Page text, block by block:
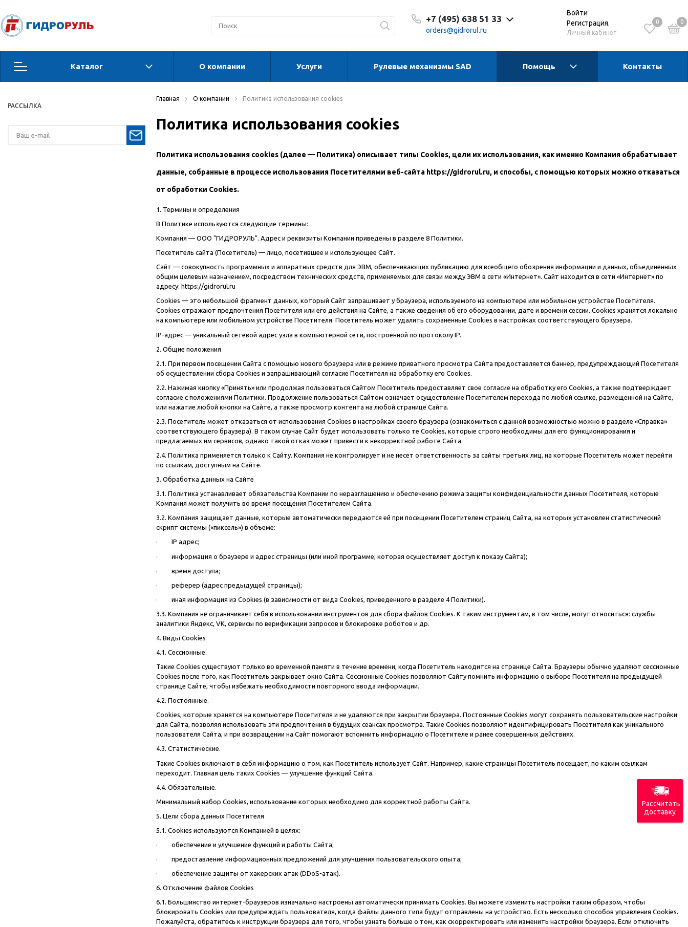
+7 (495) 638 51 33
orders@gidrorul.ru
С 8:30 до 17:30 Пн-Чт
Войти
Регистрация.
Личный кабинет
0 0
Каталог О компании Услуги Рулевые механизмы SAD Помощь Контакты
РАССЫЛКА
Главная О компании Политика использования cookies
Политика использования cookies
Политика использования cookies (далее — Политика) описывает типы Cookies, цели их использования, как именно Компания обрабатывает
данные, собранные в процессе использования Посетителями веб-сайта https://gidrorul.ru, и способы, с помощью которых можно отказаться
от обработки Cookies.
1. Термины и определения
В Политике используются следующие термины:
Компания — ООО "ГИДРОРУЛЬ". Адрес и реквизиты Компании приведены в разделе 8 Политики.
Посетитель сайта (Посетитель) — лицо, посетившее и использующее Сайт.
Сайт — совокупность программных и аппаратных средств для ЭВМ, обеспечивающих публикацию для всеобщего обозрения информации и данных, объединенных
общим целевым назначением, посредством технических средств, применяемых для связи между ЭВМ в сети «Интернет». Сайт находится в сети «Интернет» по
адресу: https://gidrorul.ru
Cookies — это небольшой фрагмент данных, который Сайт запрашивает у браузера, используемого на компьютере или мобильном устройстве Посетителя.
Cookies отражают предпочтения Посетителя или его действия на Сайте, а также сведения об его оборудовании, дате и времени сессии. Сookies хранятся локально
на компьютере или мобильном устройстве Посетителя. Посетитель может удалить сохраненные Сookies в настройках соответствующего браузера.
IP-адрес — уникальный сетевой адрес узла в компьютерной сети, построенной по протоколу IP.
2. Общие положения
2.1. При первом посещении Сайта с помощью нового браузера или в режиме приватного просмотра Сайта предоставляется баннер, предупреждающий Посетителя
об осуществлении сбора Сookies и запрашивающий согласие Посетителя на обработку его Сookies.
2.2. Нажимая кнопку «Принять» или продолжая пользоваться Сайтом Посетитель предоставляет свое согласие на обработку его Сookies, а также подтверждает
согласие с положениями Политики. Продолжение пользоваться Сайтом означает осуществление Посетителем перехода по любой ссылке, размещенной на Сайте,
или нажатие любой кнопки на Сайте, а также просмотр контента на любой странице Сайта.
2.3. Посетитель может отказаться от использования Сookies в настройках своего браузера (ознакомиться с данной возможностью можно в разделе «Справка»
соответствующего браузера). В таком случае Сайт будет использовать только те Cookies, которые строго необходимы для его функционирования и
предлагаемых им сервисов, однако такой отказ может привести к некорректной работе Сайта.
2.4. Политика применяется только к Сайту. Компания не контролирует и не несет ответственность за сайты третьих лиц, на которые Посетитель может перейти
по ссылкам, доступным на Сайте.
3. Обработка данных на Сайте
3.1. Политика устанавливает обязательства Компании по неразглашению и обеспечению режима защиты конфиденциальности данных Посетителя, которые
Компания может получить во время посещения Посетителем Сайта.
3.2. Компания защищает данные, которые автоматически передаются ей при посещении Посетителем страниц Сайта, на которых установлен статистический
скрипт системы («пиксель») в объеме:
· IP адрес;
· информация о браузере и адрес страницы (или иной программе, которая осуществляет доступ к показу Сайта);
· время доступа;
· реферер (адрес предыдущей страницы);
· иная информация из Cookies (в зависимости от вида Cookies, приведенного в разделе 4 Политики).
3.3. Компания не ограничивает себя в использовании инструментов для сбора файлов Cookies. К таким инструментам, в том числе, могут относиться: службы
аналитики Яндекс, VK, сервисы по верификации запросов и блокировке роботов и др.
4. Виды Cookies
4.1. Сессионные.
Такие Cookies существуют только во временной памяти в течение времени, когда Посетитель находится на странице Сайта. Браузеры обычно удаляют сессионные
Cookies после того, как Посетитель закрывает окно Сайта. Сессионные Cookies позволяют Сайту помнить информацию о выборе Посетителя на предыдущей
странице Сайте, чтобы избежать необходимости повторного ввода информации.
4.2. Постоянные.
Сookies, которые хранятся на компьютере Посетителя и не удаляются при закрытии браузера. Постоянные Сookies могут сохранять пользовательские настройки
для Сайта, позволяя использовать эти предпочтения в будущих сеансах просмотра. Такие Cookies позволяют идентифицировать Посетителя как уникального
пользователя Сайта, и при возвращении на Сайт помогают вспомнить информацию о Посетителе и ранее совершенных действиях.
4.3. Статистические.
Такие Cookies включают в себя информацию о том, как Посетитель использует Сайт. Например, какие страницы Посетитель посещает, по каким ссылкам
переходит. Главная цель таких Cookies — улучшение функций Сайта.
4.4. Обязательные.
Минимальный набор Cookies, использование которых необходимо для корректной работы Сайта.
5. Цели сбора данных Посетителя
5.1. Cookies используются Компанией в целях:
· обеспечение и улучшение функций и работы Сайта;
· предоставление информационных предложений для улучшения пользовательского опыта;
· обеспечение защиты от хакерских атак (DDoS-атак).
6. Отключение файлов Cookies
6.1. Большинство интернет-браузеров изначально настроены автоматически принимать Cookies. Вы можете изменить настройки таким образом, чтобы
блокировать Cookies или предупреждать пользователя, когда файлы данного типа будут отправлены на устройство. Есть несколько способов управления Cookies.
Пожалуйста, обратитесь к инструкции браузера для того, чтобы узнать больше о том, как скорректировать или изменить настройки браузера. Если отключить
Рассчитать
доставку